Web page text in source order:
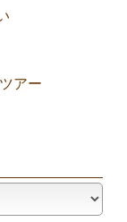
アー